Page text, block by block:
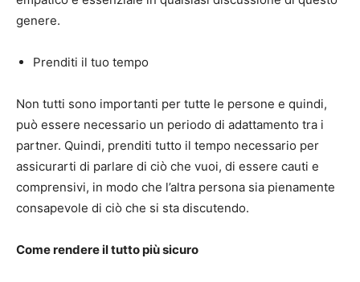
genere.
Prenditi il tuo tempo
Non tutti sono importanti per tutte le persone e quindi,
può essere necessario un periodo di adattamento tra i
partner. Quindi, prenditi tutto il tempo necessario per
assicurarti di parlare di ciò che vuoi, di essere cauti e
comprensivi, in modo che l’altra persona sia pienamente
consapevole di ciò che si sta discutendo.
Come rendere il tutto più sicuro